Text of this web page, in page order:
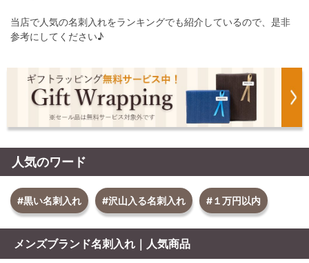
当店で人気の名刺入れをランキングでも紹介しているので、是非
参考にしてください♪
人気のワード
#黒い名刺入れ #沢山入る名刺入れ #１万円以内
メンズブランド名刺入れ｜人気商品